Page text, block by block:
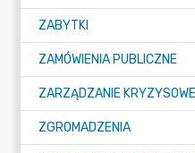
ZABYTKI
ZAMÓWIENIA PUBLICZNE
ZARZĄDZANIE KRYZYSOWE
ZGROMADZENIA